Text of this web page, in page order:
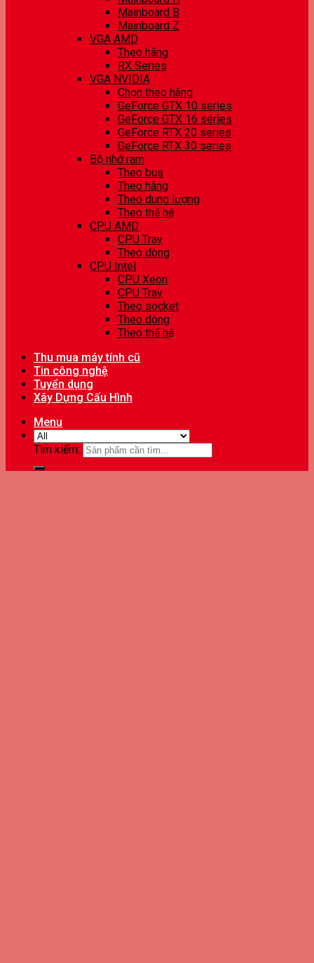
Mainboard B
Mainboard Z
VGA AMD
Theo hãng
RX Series
VGA NVIDIA
Chọn theo hãng
GeForce GTX 10 series
GeForce GTX 16 series
GeForce RTX 20 series
GeForce RTX 30 series
Bộ nhớ ram
Theo bus
Theo hãng
Theo dung lượng
Theo thế hệ
CPU AMD
CPU Tray
Theo dòng
CPU Intel
CPU Xeon
CPU Tray
Theo socket
Theo dòng
Theo thế hệ
Thu mua máy tính cũ
Tin công nghệ
Tuyển dụng
Xây Dựng Cấu Hình
Menu
Tìm kiếm: